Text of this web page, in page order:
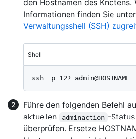
den Hostnamen des Knotens.
Informationen finden Sie unter
Verwaltungsshell (SSH)
Shell
Führe den folgenden Befehl
aktuellen
adminaction -
überprüfen. Ersetze